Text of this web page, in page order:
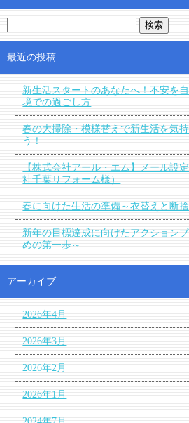
最近の投稿
新生活スタートのあなたへ！不安を
境での過ごし方
春の大掃除・模様替えで新生活を気
う！
【株式会社アール・エム】メール設
社千葉リフォーム様）
春に向けた生活の準備～衣替えと断
新年の目標達成に向けたアクション
めの第一歩～
アーカイブ
2026年4月
2026年3月
2026年2月
2026年1月